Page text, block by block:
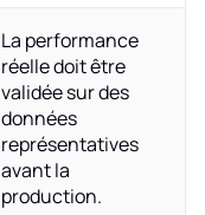
La performance
réelle doit être
validée sur des
données
représentatives
avant la
production.